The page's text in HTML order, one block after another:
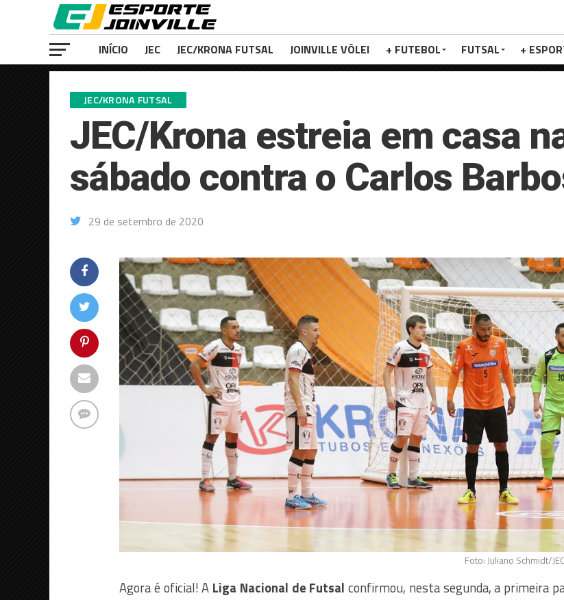
INÍCIO JEC JEC/KRONA FUTSAL JOINVILLE VÔLEI + FUTEBOL FUTSAL +
JEC/KRONA FUTSAL
JEC/Krona estreia em casa
sábado contra o Carlos
29 de setembro de 2020
Foto: Juliano Schmidt/
Agora é oficial! A Liga Nacional de Futsal confirmou, nesta segunda, a primeira